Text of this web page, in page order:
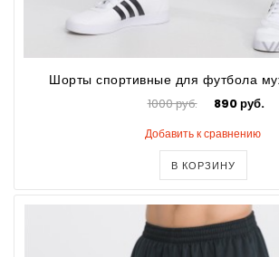
Шорты спортивные для футбола
1000 руб. 890 руб.
Добавить к сравнению
В КОРЗИНУ